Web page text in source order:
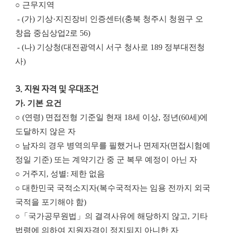
○ 근무지역
- (가) 기상·지진장비 인증센터(충북 청주시 청원구 오
창읍 중심상업2로 56)
- (나) 기상청(대전광역시 서구 청사로 189 정부대전청
사)
3. 지원 자격 및 우대조건
가. 기본 요건
○ (연령) 면접전형 기준일 현재 18세 이상, 정년(60세)에
도달하지 않은 자
○ 남자의 경우 병역의무를 필했거나 면제자(면접시험예
정일 기준) 또는 계약기간 중 군 복무 예정이 아닌 자
○ 거주지, 성별: 제한 없음
○ 대한민국 국적소지자(복수국적자는 임용 전까지 외국
국적을 포기해야 함)
○「국가공무원법」의 결격사유에 해당하지 않고, 기타
법령에 의하여 지원자격이 정지되지 아니한 자